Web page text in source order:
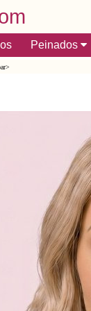
Peinados
>